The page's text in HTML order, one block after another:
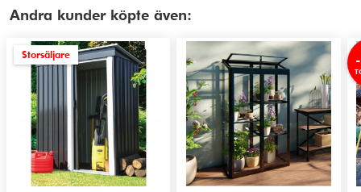
Andra kunder köpte även:
Storsäljare